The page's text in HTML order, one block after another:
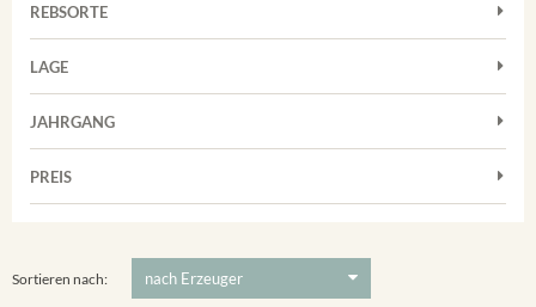
Rosé
Sekt
Trester/Spirituosen
Weißwein
Verpackung
REBSORTE
Auxerrois
Cuvée
Grauburgunder
Riesling
LAGE
Achkarrer Schlossberg
Merdinger Bühl
Vorderer Winklerberg
Winklerberg
JAHRGANG
PREIS
Sortieren nach: